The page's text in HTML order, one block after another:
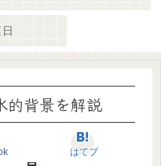
的背景を解説
はてブ